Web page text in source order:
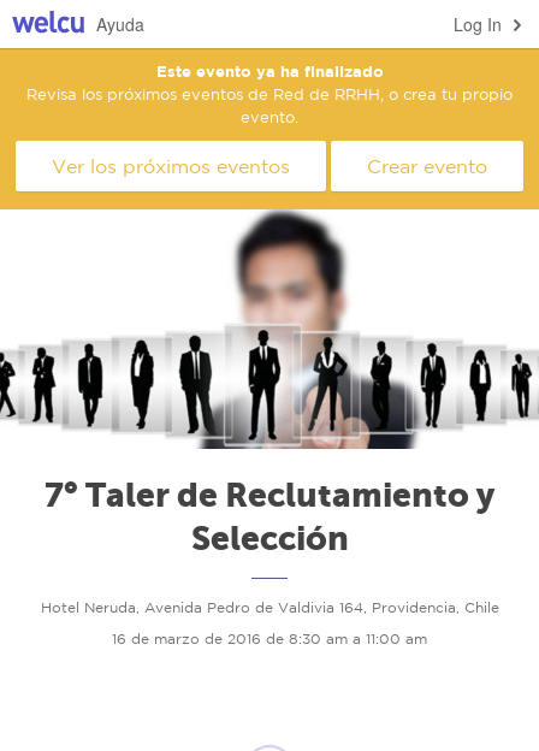
Log In
Ayuda
Este evento ya ha finalizado
Revisa los próximos eventos de Red de RRHH, o crea tu propio
evento.
Ver los próximos eventos Crear evento
7° Taler de Reclutamiento y
Selección
Hotel Neruda, Avenida Pedro de Valdivia 164, Providencia, Chile
16 de marzo de 2016 de 8:30 am a 11:00 am